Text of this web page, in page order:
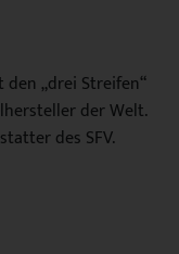
„drei Streifen“
der Welt.
des SFV.